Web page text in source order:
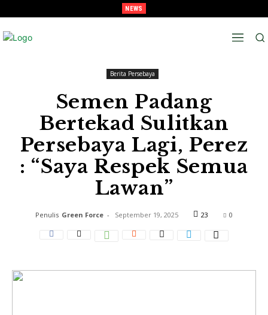
NEWS
Berita Persebaya
Semen Padang
Bertekad Sulitkan
Persebaya Lagi, Perez
: “Saya Respek Semua
Lawan”
Penulis Green Force - September 19, 2025 23 0